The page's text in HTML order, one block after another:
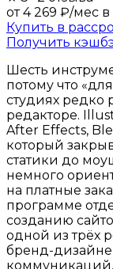
от 4 269 ₽/мес в
Купить в
Получить
Шесть
потому что
студиях редко
редакторе.
After Effects,
который
статики до
немного
на платные
программе
созданию
одной из трёх
бренд-
коммуникаций.